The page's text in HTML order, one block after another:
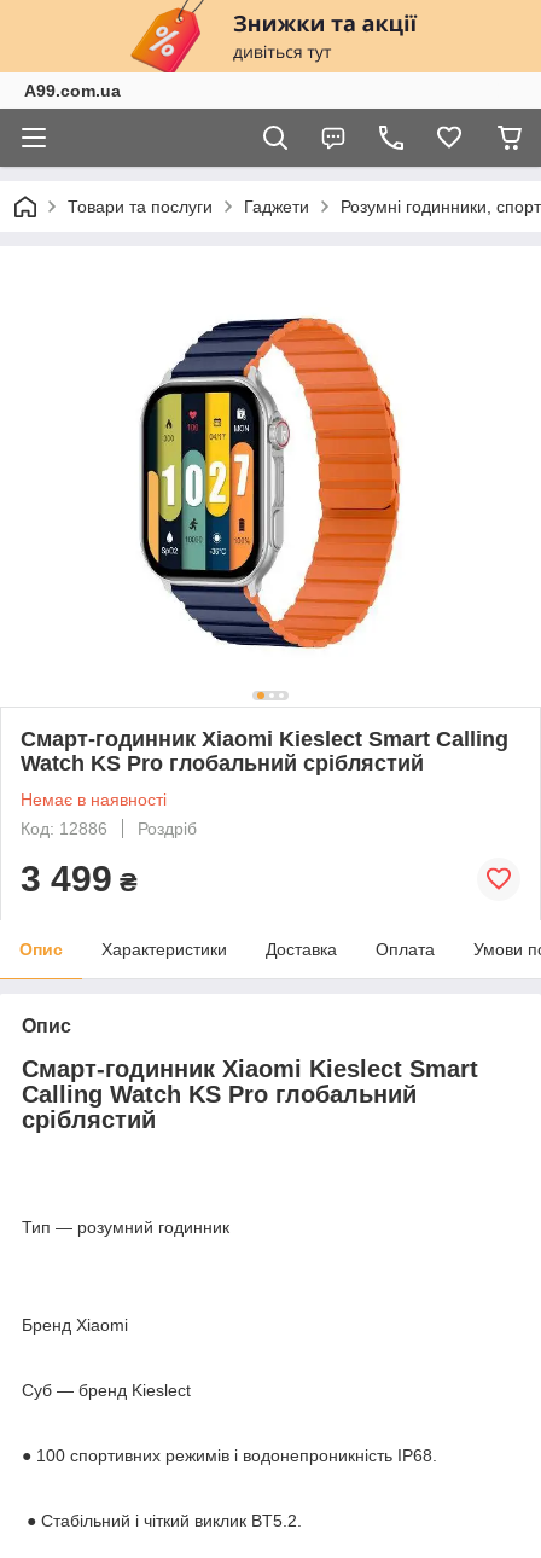
A99.com.ua
Товари та послуги Гаджети Розумні годинники,
Смарт-годинник Xiaomi Kieslect Smart Calling
Watch KS Pro глобальний сріблястий
Немає в наявності
Код: 12886
Роздріб
3 499 ₴
Опис Характеристики Доставка Оплата Умови
Опис
Смарт-годинник Xiaomi Kieslect Smart
Calling Watch KS Pro глобальний
сріблястий
Тип — розумний годинник
Бренд Xiaomi
Суб — бренд Kieslect
● 100 спортивних режимів і водонепроникність IP68.
● Стабільний і чіткий виклик BT5.2.